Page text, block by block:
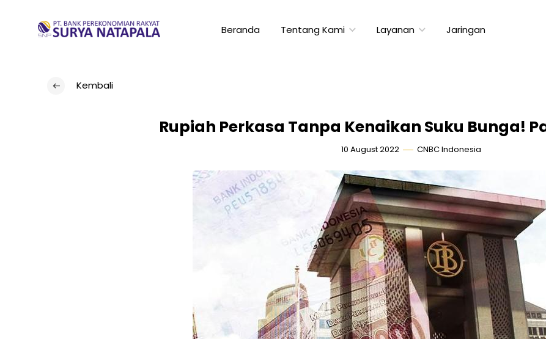
Beranda Tentang Kami Layanan Jaringan
Kembali
Rupiah Perkasa Tanpa Kenaikan Suku Bunga!
10 August 2022 CNBC Indonesia